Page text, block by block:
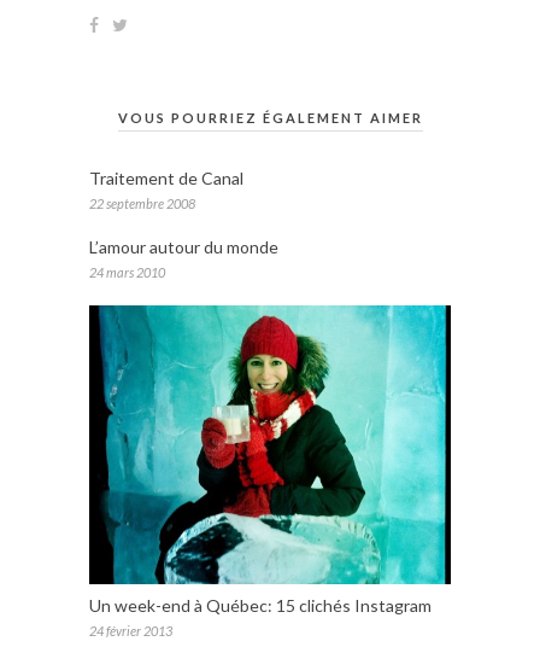
VOUS POURRIEZ ÉGALEMENT AIMER
Traitement de Canal
22 septembre 2008
L’amour autour du monde
24 mars 2010
Un week-end à Québec: 15 clichés Instagram
24 février 2013